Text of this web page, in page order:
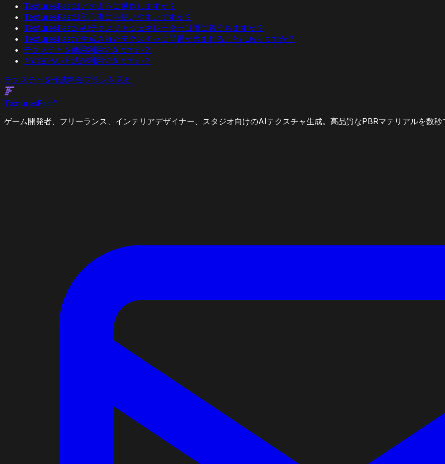
TexturesFastはどのように動作しますか？
TexturesFastは初心者にも使いやすいですか？
TexturesFastのAIテクスチャジェネレーターは誰に役立ちますか？
TexturesFastで生成されたテクスチャに問題が含まれることはありますか？
テクスチャを商用利用できますか？
どの支払い方法が利用できますか？
テクスチャを作成料金プランを見る
TexturesFast™
ゲーム開発者、フリーランス、インテリアデザイナー、スタジオ向けのAIテクスチャ生成。高品質なPBRマテリアルを数秒